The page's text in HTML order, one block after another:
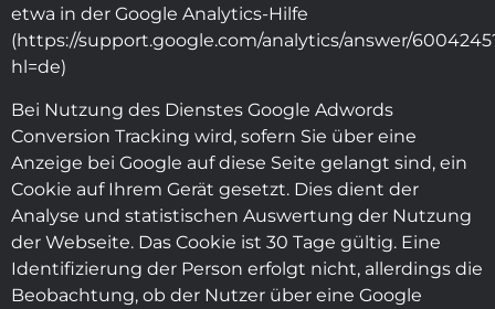
etwa in der Google Analytics-Hilfe
(https://support.google.com/analytics/answer/
hl=de)
Bei Nutzung des Dienstes Google Adwords
Conversion Tracking wird, sofern Sie über eine
Anzeige bei Google auf diese Seite gelangt sind, ein
Cookie auf Ihrem Gerät gesetzt. Dies dient der
Analyse und statistischen Auswertung der Nutzung
der Webseite. Das Cookie ist 30 Tage gültig. Eine
Identifizierung der Person erfolgt nicht, allerdings die
Beobachtung, ob der Nutzer über eine Google